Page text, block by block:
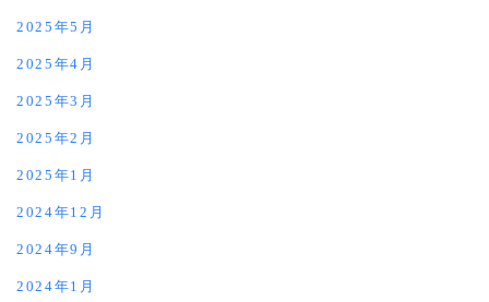
2025年5月
2025年4月
2025年3月
2025年2月
2025年1月
2024年12月
2024年9月
2024年1月